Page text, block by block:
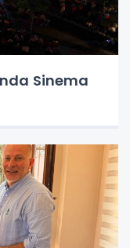
Sinema